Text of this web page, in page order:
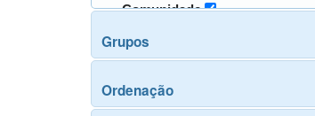
Comunidade
Grupos
Ordenação